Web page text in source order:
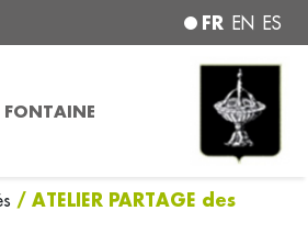
FR EN ES
FONTAINE
/ ATELIER PARTAGE des